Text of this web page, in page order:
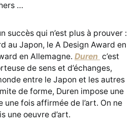
…
succès qui n’est plus à prouver :
au Japon, le A Design Award en
en Allemagne. Duren c’est
de sens et d’échanges,
entre le Japon et les autres
de forme, Duren impose une
fois affirmée de l’art. On ne
une oeuvre d’art.